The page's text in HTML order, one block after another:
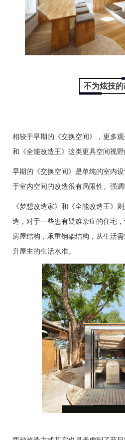
不为炫技
相较于早期的《交换空间》，更多观
和《全能改造王》这类更具空间视野
早期的《交换空间》是单纯的室内
于室内空间的改造很有局限性。强调
《梦想改造家》和《全能改造王》
造，对于一些患有疑难杂症的住宅
房屋结构，承重钢架结构，从生活
升屋主的生活水准。